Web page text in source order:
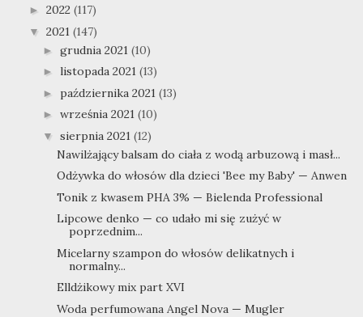
► 2022 (117)
▼ 2021 (147)
► grudnia 2021 (10)
► listopada 2021 (13)
► października 2021 (13)
► września 2021 (10)
▼ sierpnia 2021 (12)
Nawilżający balsam do ciała z wodą arbuzową i masł...
Odżywka do włosów dla dzieci 'Bee my Baby' — Anwen
Tonik z kwasem PHA 3% — Bielenda Professional
Lipcowe denko — co udało mi się zużyć w
poprzednim...
Micelarny szampon do włosów delikatnych i
normalny...
Elldżikowy mix part XVI
Woda perfumowana Angel Nova — Mugler